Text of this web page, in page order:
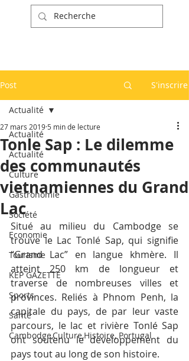
Post S'inscrire
Actualité
Actualité
Culture
Gastronomie
Société
Economie
Tourisme
KEP GAZETTE
Sports
Santé
Cambodge,Culture,Histoire, Portugal
Actualité
Tonle Sap : Le dilemme
des communautés
vietnamiennes du Grand
Lac
27 mars 2019 5 min de lecture
Situé au milieu du Cambodge se
trouve le Lac Tonlé Sap, qui signifie
“Grand Lac” en langue khmère. Il
atteint 250 km de longueur et
traverse de nombreuses villes et
provinces. Reliés à Phnom Penh, la
capitale du pays, de par leur vaste
parcours, le lac et rivière Tonlé Sap
ont soutenu le développement du
pays tout au long de son histoire.